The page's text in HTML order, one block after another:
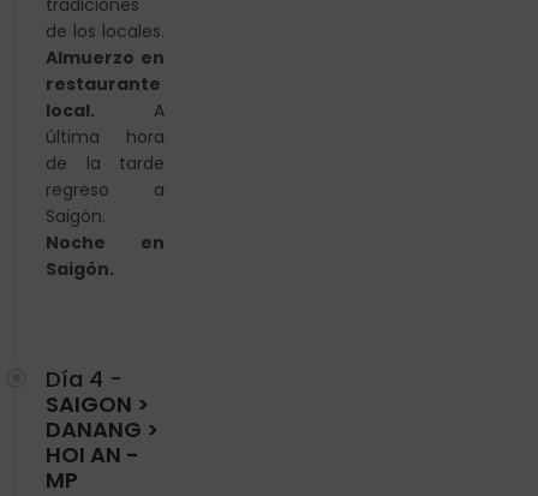
tradiciones
de los locales.
Almuerzo en
restaurante
local. A
última hora
de la tarde
regreso a
Saigón.
Noche en
Saigón.
Día 4 -
SAIGON >
DANANG >
HOI AN -
MP